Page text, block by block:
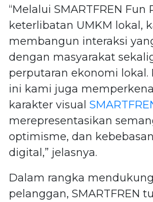
“Melalui SMARTFREN Fun
keterlibatan UMKM lokal,
membangun interaksi
dengan masyarakat
perputaran ekonomi lokal.
ini kami juga
karakter visual
merepresentasikan
optimisme, dan
digital,” jelasnya.
Dalam rangka
pelanggan, SMARTFREN